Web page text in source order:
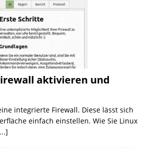
aktivieren und
integrierte Firewall. Diese lässt sich
einfach einstellen. Wie Sie Linux